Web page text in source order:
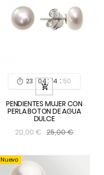
 23 :04: 14 : 49

PENDIENTES MUJER CON
PERLA BOTON DE AGUA
DULCE
20,00 € 25,00 €
Nuevo